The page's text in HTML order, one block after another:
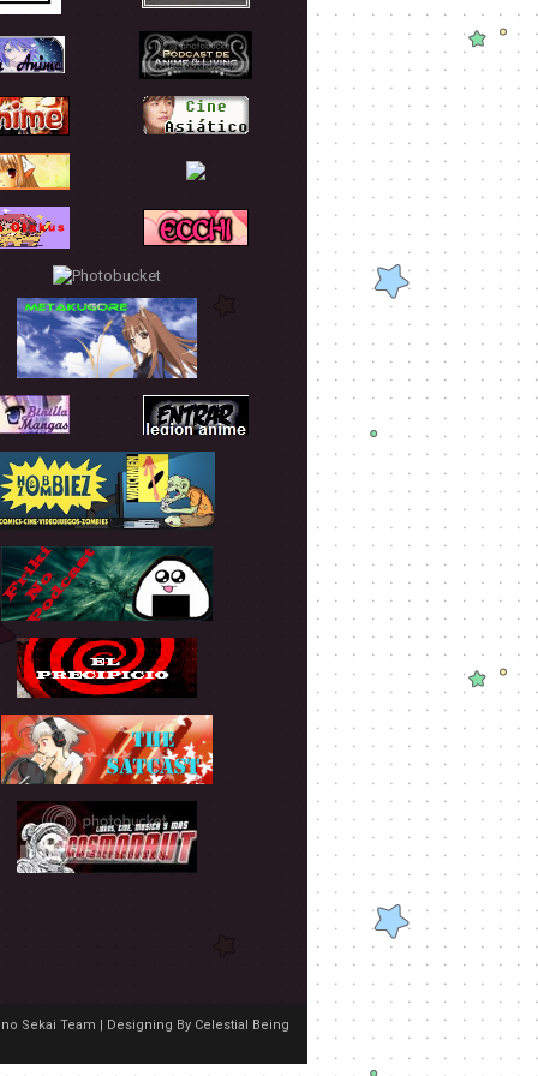
Sekai Team | Designing By Celestial Being